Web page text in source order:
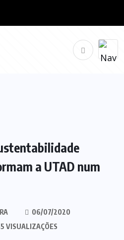
a UTAD num
06/07/2020
VISUALIZAÇÕES